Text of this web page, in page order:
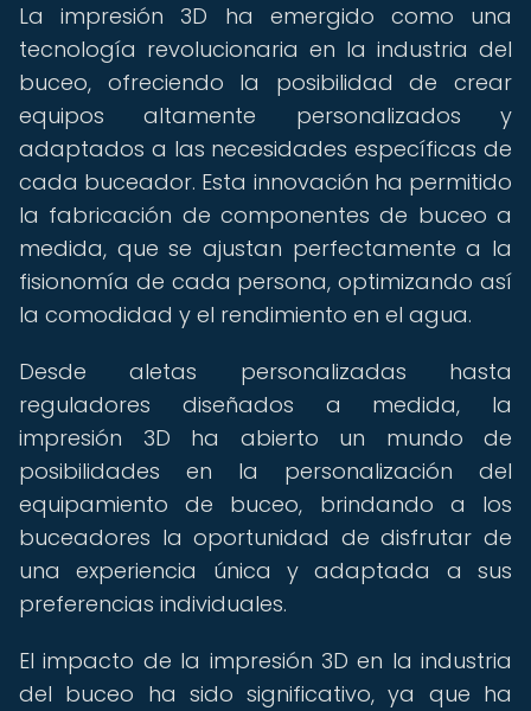
La impresión 3D ha emergido como una
tecnología revolucionaria en la industria del
buceo, ofreciendo la posibilidad de crear
equipos altamente personalizados y
adaptados a las necesidades específicas de
cada buceador. Esta innovación ha permitido
la fabricación de componentes de buceo a
medida, que se ajustan perfectamente a la
fisionomía de cada persona, optimizando así
la comodidad y el rendimiento en el agua.
Desde aletas personalizadas hasta
reguladores diseñados a medida, la
impresión 3D ha abierto un mundo de
posibilidades en la personalización del
equipamiento de buceo, brindando a los
buceadores la oportunidad de disfrutar de
una experiencia única y adaptada a sus
preferencias individuales.
El impacto de la impresión 3D en la industria
del buceo ha sido significativo, ya que ha